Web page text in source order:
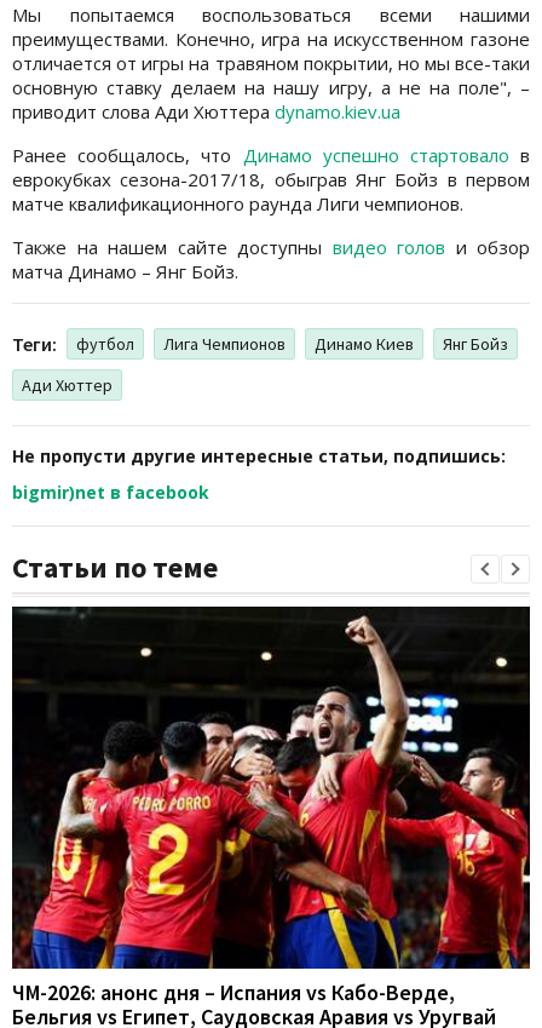
Мы попытаемся воспользоваться всеми нашими
преимуществами. Конечно, игра на искусственном газоне
отличается от игры на травяном покрытии, но мы все-таки
основную ставку делаем на нашу игру, а не на поле", –
приводит слова Ади Хюттера dynamo.kiev.ua
Ранее сообщалось, что Динамо успешно стартовало в
еврокубках сезона-2017/18, обыграв Янг Бойз в первом
матче квалификационного раунда Лиги чемпионов.
Также на нашем сайте доступны видео голов и обзор
матча Динамо – Янг Бойз.
Теги: футбол Лига Чемпионов Динамо Киев
Янг Бойз
Ади Хюттер
Не пропусти другие интересные статьи, подпишись:
bigmir)net в facebook
Статьи по теме
ЧМ-2026: анонс дня – Испания vs Кабо-Верде,
Бельгия vs Египет, Саудовская Аравия vs Уругвай